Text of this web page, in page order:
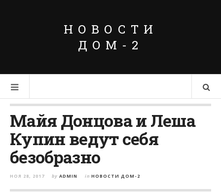
НОВОСТИ
ДОМ-2
Майя Донцова и Леша
Купин ведут себя
безобразно
НОЯ 28, 2017 by ADMIN in НОВОСТИ ДОМ-2